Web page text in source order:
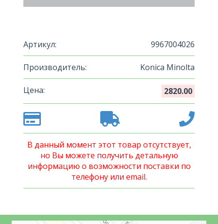
Артикул: 9967004026
Производитель: Konica Minolta
Цена: 2820.00
В данный момент этот товар отсутствует,
но Вы можете получить детальную
информацию о возможности поставки по
телефону или email.